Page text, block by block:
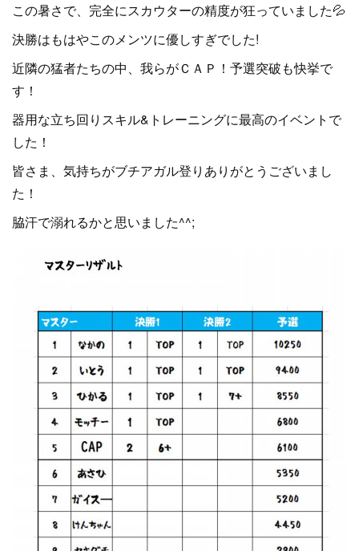
この暑さで、完全にスカウターの精度が狂っていました💦
決勝はもはやこのメンツに優しすぎでした!
近隣の猛者たちの中、我らがＣＡＰ！予選突破も快挙で
す！
器用な立ち回りスキル&トレーニングに最高のイベントで
した！
皆さま、気持ちがブチアガル登りありがとうございまし
た！
脇汗で溺れるかと思いました^^;